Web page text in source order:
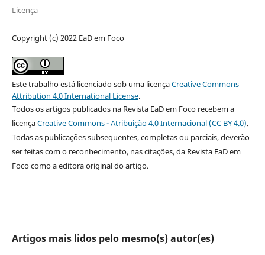
Licença
Copyright (c) 2022 EaD em Foco
Este trabalho está licenciado sob uma licençaCreative Commons
Attribution 4.0 International License.
Todos os artigos publicados na Revista EaD em Foco recebem a
licençaCreative Commons - Atribuição 4.0 Internacional (CC BY 4.0).
Todas as publicações subsequentes, completas ou parciais, deverão
ser feitas com o reconhecimento, nas citações, da Revista EaD em
Foco como a editora original do artigo.
Artigos mais lidos pelo mesmo(s) autor(es)